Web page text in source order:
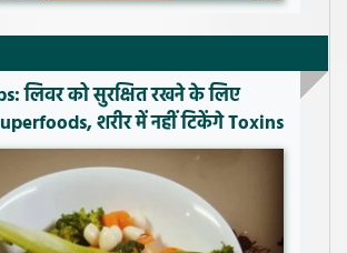
लिवर को सुरक्षित रखने के लिए
शरीर में नहीं टिकेंगे Toxins